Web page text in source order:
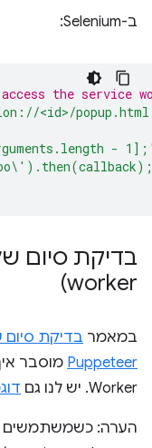
ב-Selenium:
the service
<id>/
-
worker)
במאמר
Puppeteer
Worker. יש לנו גם
הערה: כשמשתמשים